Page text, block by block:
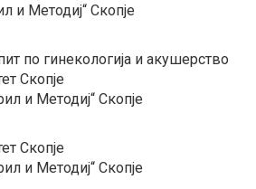
и Методиј“ Скопје
по гинекологија и акушерство
Скопје
и Методиј“ Скопје
Скопје
и Методиј“ Скопје